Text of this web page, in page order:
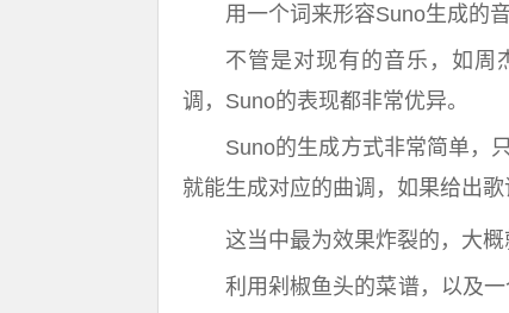
用一个词来形容Suno生成的
不管是对现有的音乐，如周
调，Suno的表现都非常优异。
Suno的生成方式非常简单，
就能生成对应的曲调，如果给出
这当中最为效果炸裂的，大概
利用剁椒鱼头的菜谱，以及